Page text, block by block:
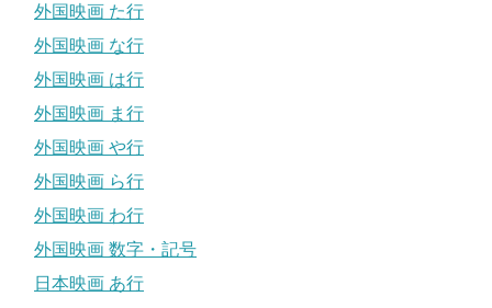
外国映画 た行
外国映画 な行
外国映画 は行
外国映画 ま行
外国映画 や行
外国映画 ら行
外国映画 わ行
外国映画 数字・記号
日本映画 あ行